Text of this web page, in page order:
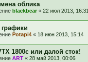
облика
blackbear « 22 июл 2013, 16:31
Potapi4 « 18 июн 2013, 15:14
1800c или далой сток!
ART « 28 май 2013, 00:06